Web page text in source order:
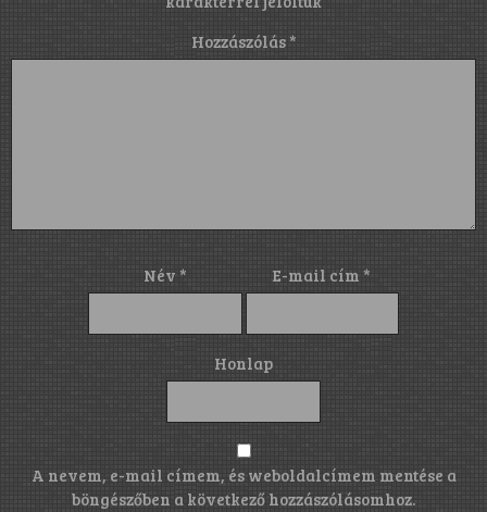
Hozzászólás*
Név * E-mail cím*
Honlap
A nevem, e-mail címem, és weboldalcímem mentése a
böngészőben a következő hozzászólásomhoz.